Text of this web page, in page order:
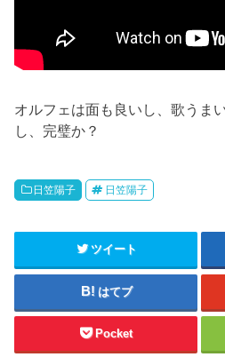
オルフェは面も良いし、歌うま
し、完璧か？
日笠陽子 日笠陽子
ツイート
はてブ
Pocket